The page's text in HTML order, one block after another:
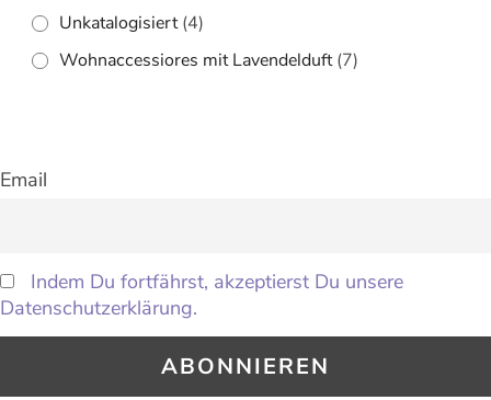
Unkatalogisiert (4)
Wohnaccessiores mit Lavendelduft (7)
Email
Indem Du fortfährst, akzeptierst Du unsere
Datenschutzerklärung.